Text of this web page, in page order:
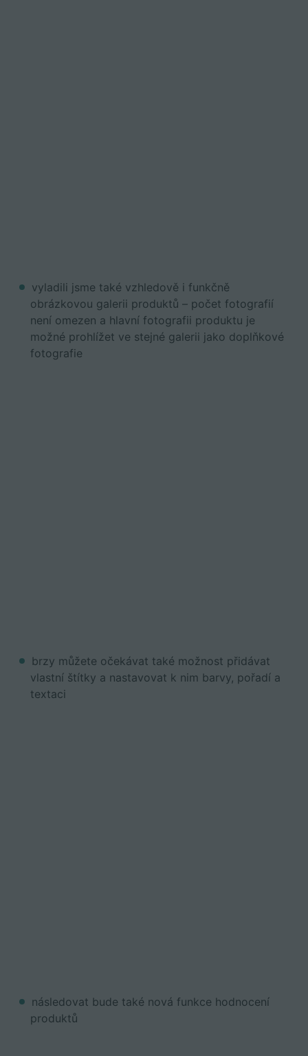
vyladili jsme také vzhledově i funkčně
obrázkovou galerii produktů – počet fotografií
není omezen a hlavní fotografii produktu je
možné prohlížet ve stejné galerii jako doplňkové
fotografie
brzy můžete očekávat také možnost přidávat
vlastní štítky a nastavovat k nim barvy, pořadí a
textaci
následovat bude také nová funkce hodnocení
produktů